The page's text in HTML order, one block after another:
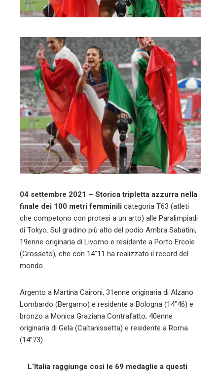
04 settembre 2021 – Storica tripletta azzurra nella
finale dei 100 metri femminili categoria T63 (atleti
che competono con protesi a un arto) alle Paralimpiadi
di Tokyo. Sul gradino più alto del podio Ambra Sabatini,
19enne originaria di Livorno e residente a Porto Ercole
(Grosseto), che con 14”11 ha realizzato il record del
mondo.
Argento a Martina Caironi, 31enne originaria di Alzano
Lombardo (Bergamo) e residente a Bologna (14”46) e
bronzo a Monica Graziana Contrafatto, 40enne
originaria di Gela (Caltanissetta) e residente a Roma
(14”73).
L’Italia raggiunge così le 69 medaglie a questi